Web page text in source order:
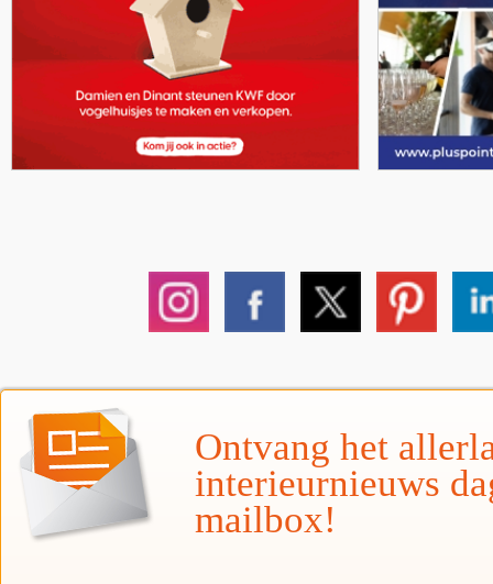
Ontvang het
interieurnieuws
mailbox!